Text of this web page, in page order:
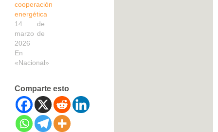
cooperación
energética
14 de
marzo de
2026
En
«Nacional»
Comparte esto